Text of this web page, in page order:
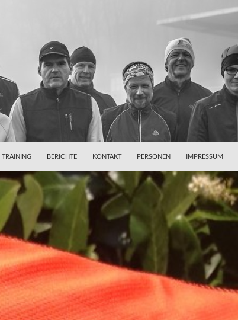
TRAINING BERICHTE KONTAKT PERSONEN IMPRESSUM